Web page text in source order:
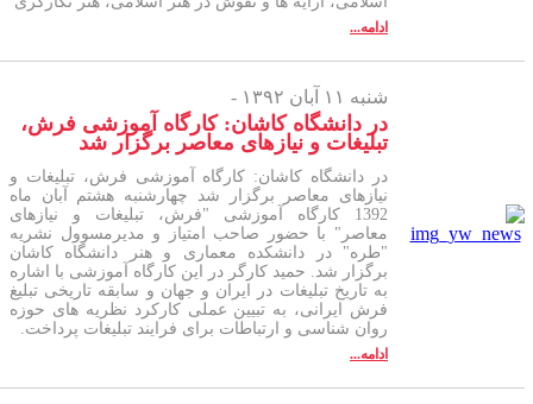
ادامه...
شنبه ۱۱ آبان ۱۳۹۲ -
در دانشگاه کاشان: کارگاه آموزشی فرش،
تبلیغات و نیازهای معاصر برگزار شد
در دانشگاه کاشان: کارگاه آموزشی فرش، تبلیغات و
نیازهای معاصر برگزار شد چهارشنبه هشتم آبان ماه
1392 کارگاه آموزشی "فرش، تبلیغات و نیازهای
معاصر" با حضور صاحب امتیاز و مدیرمسوول نشریه
"طره" در دانشکده معماری و هنر دانشگاه کاشان
برگزار شد.‏ حمید کارگر در این کارگاه آموزشی با اشاره
به تاریخ تبلیغات در ایران و جهان و سابقه تاریخی تبلیغ
فرش ایرانی، به تبیین عملی کارکرد نظریه های حوزه
روان شناسی و ارتباطات برای فرایند تبلیغات پرداخت.
ادامه...